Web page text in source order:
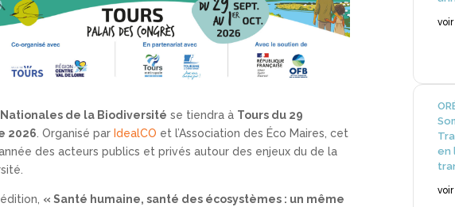
Nationales de la Biodiversité se tiendra à Tours du 29
2026. Organisé par IdealCO et l’Association des Éco Maires, cet
des acteurs publics et privés autour des enjeux du de la
« Santé humaine, santé des écosystèmes : un même
en